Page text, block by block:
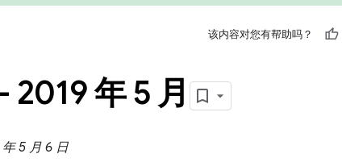
该内容对您有帮助吗？
年 5 月
5 月 6 日